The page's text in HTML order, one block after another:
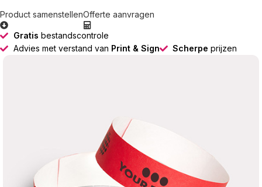
Product samenstellenOfferte aanvragen
Gratis bestandscontrole
Advies met verstand van Print & Sign Scherpe prijzen